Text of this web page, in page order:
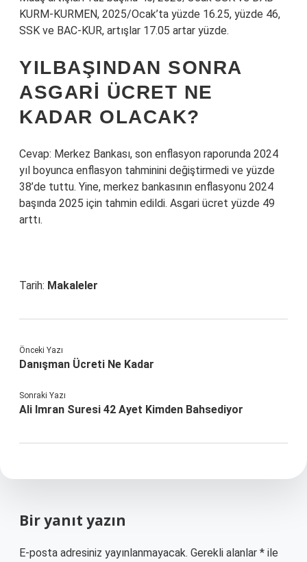
KURM-KURMEN, 2025/Ocak’ta yüzde 16.25, yüzde 46,
SSK ve BAC-KUR, artışlar 17.05 artar yüzde.
YILBAŞINDAN SONRA
ASGARI ÜCRET NE
KADAR OLACAK?
Cevap: Merkez Bankası, son enflasyon raporunda 2024
yıl boyunca enflasyon tahminini değiştirmedi ve yüzde
38’de tuttu. Yine, merkez bankasının enflasyonu 2024
başında 2025 için tahmin edildi. Asgari ücret yüzde 49
arttı.
Tarih: Makaleler
Önceki Yazı
Danışman Ücreti Ne Kadar
Sonraki Yazı
Ali Imran Suresi 42 Ayet Kimden Bahsediyor
Bir yanıt yazın
E-posta adresiniz yayınlanmayacak. Gerekli alanlar * ile